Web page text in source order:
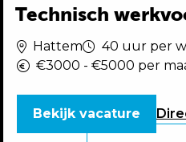
Technisch
Hattem
40 uur per
€3000 - €5000 per
Bekijk vacature